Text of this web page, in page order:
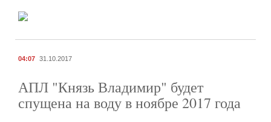
04:07 31.10.2017
АПЛ "Князь Владимир" будет
спущена на воду в ноябре 2017 года